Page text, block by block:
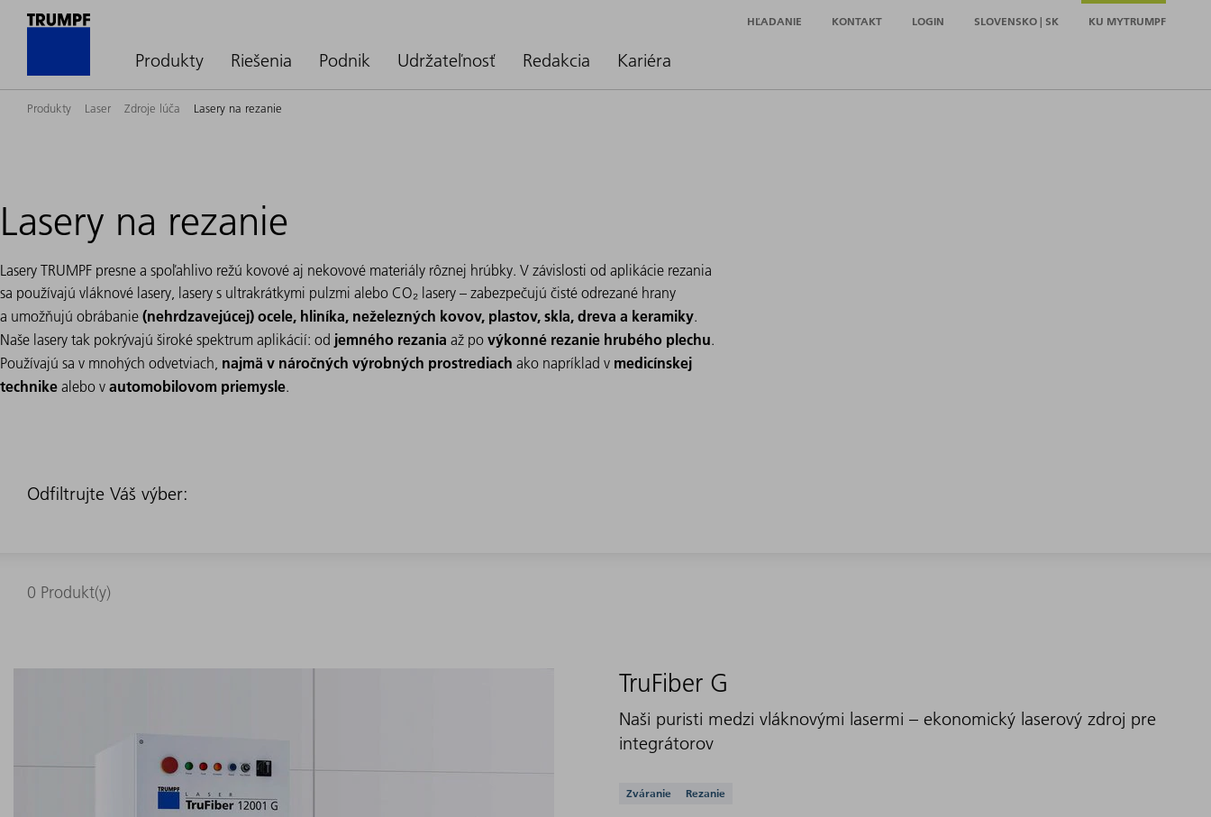
Produkty Riešenia Podnik Udržateľnosť Redakcia Kariéra
HĽADANIE KONTAKT LOGIN SLOVENSKO | SK KU MYTRUMPF
Produkty Laser Zdroje lúča Lasery na rezanie
Lasery na rezanie
Lasery TRUMPF presne a spoľahlivo režú kovové aj nekovové materiály rôznej hrúbky. V závislosti od aplikácie rezania
sa používajú vláknové lasery, lasery s ultrakrátkymi pulzmi alebo CO₂ lasery – zabezpečujú čisté odrezané hrany
a umožňujú obrábanie (nehrdzavejúcej) ocele, hliníka, neželezných kovov, plastov, skla, dreva a keramiky.
Naše lasery tak pokrývajú široké spektrum aplikácií: od jemného rezania až po výkonné rezanie hrubého plechu.
Používajú sa v mnohých odvetviach, najmä v náročných výrobných prostrediach ako napríklad v medicínskej
technike alebo v automobilovom priemysle.
Odfiltrujte Váš výber:
0 Produkt(y)
TruFiber G
Naši puristi medzi vláknovými lasermi – ekonomický laserový zdroj pre
integrátorov
Podporované aplikácie
Zváranie Rezanie